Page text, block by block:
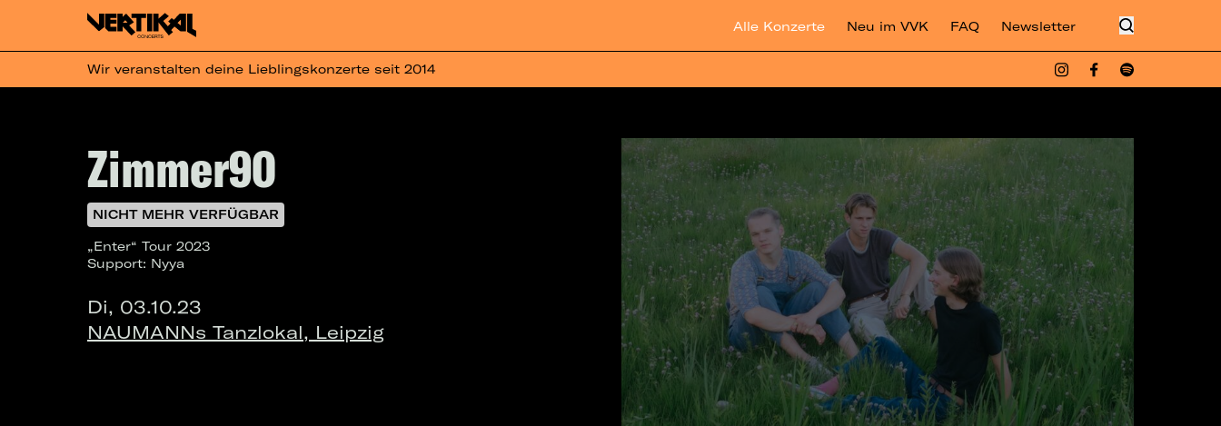
Alle Konzerte Neu im VVK FAQ Newsletter
Wir veranstalten deine Lieblingskonzerte seit 2014
Zimmer90
NICHT MEHR VERFÜGBAR
„Enter“ Tour 2023
Support: Nyya
Di, 03.10.23
NAUMANNs Tanzlokal, Leipzig